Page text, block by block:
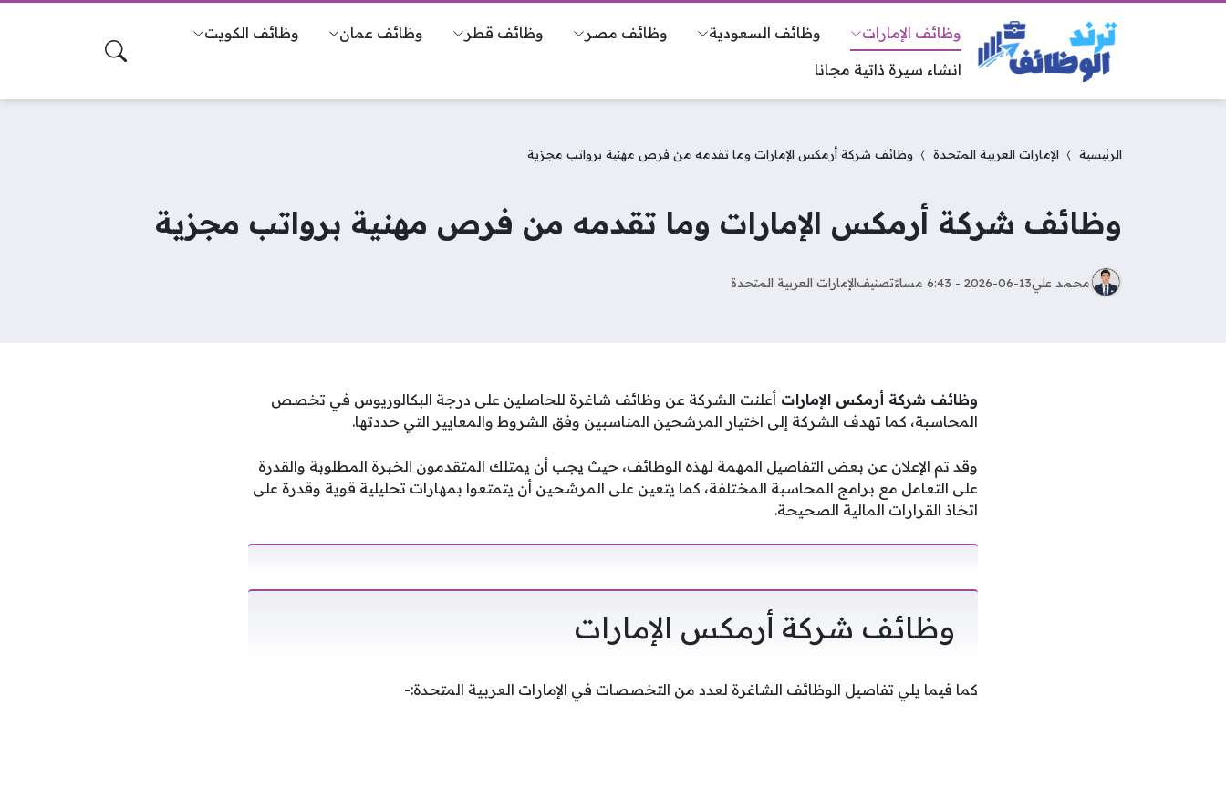
وظائف الإمارات وظائف السعودية وظائف مصر وظائف قطر وظائف عمان
وظائف الكويت
انشاء سيرة ذاتية مجانا
الرئيسية الإمارات العربية المتحدة وظائف شركة أرمكس الإمارات وما تقدمه من فرص مهنية برواتب مجزية
وظائف شركة أرمكس الإمارات وما تقدمه من فرص مهنية برواتب مجزية
محمد علي2026-06-13 - 6:43 مساءً تصنيفالإمارات العربية المتحدة
وظائف شركة أرمكس الإمارات أعلنت الشركة عن وظائف شاغرة للحاصلين على درجة البكالوريوس في تخصص
المحاسبة، كما تهدف الشركة إلى اختيار المرشحين المناسبين وفق الشروط والمعايير التي حددتها.
وقد تم الإعلان عن بعض التفاصيل المهمة لهذه الوظائف، حيث يجب أن يمتلك المتقدمون الخبرة المطلوبة والقدرة
على التعامل مع برامج المحاسبة المختلفة، كما يتعين على المرشحين أن يتمتعوا بمهارات تحليلية قوية وقدرة على
اتخاذ القرارات المالية الصحيحة.
وظائف شركة أرمكس الإمارات
كما فيما يلي تفاصيل الوظائف الشاغرة لعدد من التخصصات في الإمارات العربية المتحدة:-